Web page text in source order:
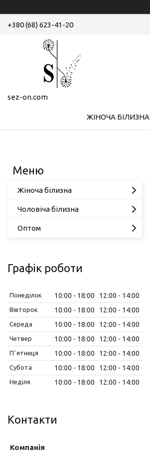
+380 (68) 623-41-20
sez-on.com
ЖІНОЧА БІЛИЗНА
Жіноча білизна
Чоловіча білизна
Оптом
Графік роботи
Понеділок 10:00 18:00 12:00 14:00
Вівторок 10:00 18:00 12:00 14:00
Середа 10:00 18:00 12:00 14:00
Четвер 10:00 18:00 12:00 14:00
Пʼятниця 10:00 18:00 12:00 14:00
Субота 10:00 18:00 12:00 14:00
Неділя 10:00 18:00 12:00 14:00
Контакти